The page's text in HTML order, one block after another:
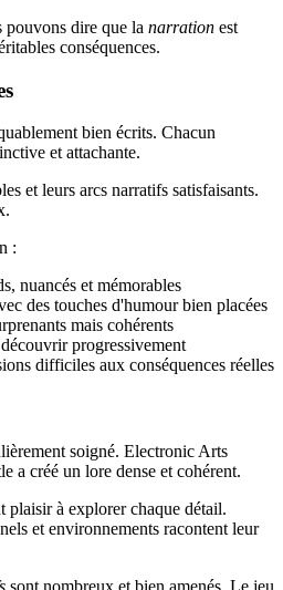
pouvons dire que la narration est
conséquences.
bien écrits. Chacun
et attachante.
et leurs arcs narratifs satisfaisants.
:
nuancés et mémorables
des touches d'humour bien placées
mais cohérents
progressivement
difficiles aux conséquences réelles
soigné. Electronic Arts
a créé un lore dense et cohérent.
plaisir à explorer chaque détail.
et environnements racontent leur
sont nombreux et bien amenés. Le jeu